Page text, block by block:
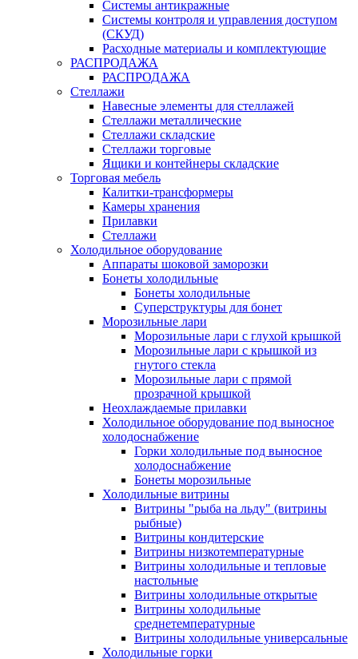
Системы антикражные
Системы контроля и управления доступом
(СКУД)
Расходные материалы и комплектующие
РАСПРОДАЖА
РАСПРОДАЖА
Стеллажи
Навесные элементы для стеллажей
Стеллажи металлические
Стеллажи складские
Стеллажи торговые
Ящики и контейнеры складские
Торговая мебель
Калитки-трансформеры
Камеры хранения
Прилавки
Стеллажи
Холодильное оборудование
Аппараты шоковой заморозки
Бонеты холодильные
Бонеты холодильные
Суперструктуры для бонет
Морозильные лари
Морозильные лари с глухой крышкой
Морозильные лари с крышкой из
гнутого стекла
Морозильные лари с прямой
прозрачной крышкой
Неохлаждаемые прилавки
Холодильное оборудование под выносное
холодоснабжение
Горки холодильные под выносное
холодоснабжение
Бонеты морозильные
Холодильные витрины
Витрины "рыба на льду" (витрины
рыбные)
Витрины кондитерские
Витрины низкотемпературные
Витрины холодильные и тепловые
настольные
Витрины холодильные открытые
Витрины холодильные
среднетемпературные
Витрины холодильные универсальные
Холодильные горки